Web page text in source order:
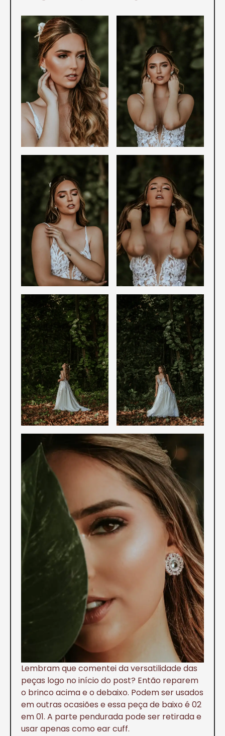
Lembram que comentei da versatilidade das
peças logo no início do post? Então reparem
o brinco acima e o debaixo. Podem ser usados
em outras ocasiões e essa peça de baixo é 02
em 01. A parte pendurada pode ser retirada e
usar apenas como ear cuff.